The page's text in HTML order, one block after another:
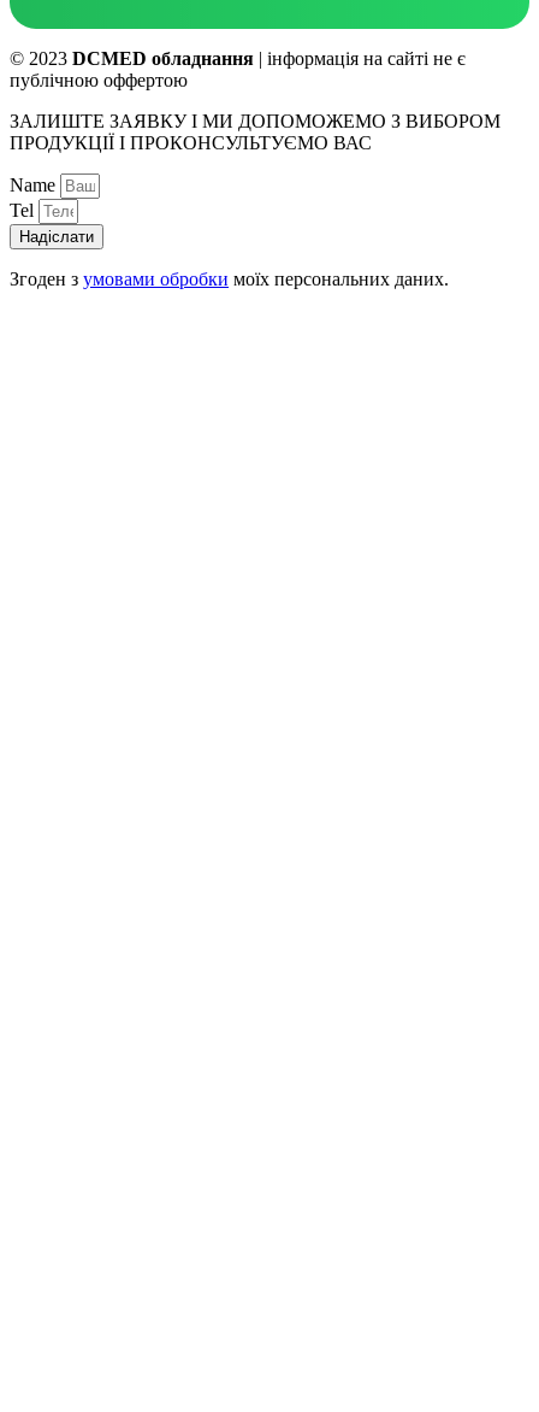
© 2023 DCMED обладнання | інформація на сайті не є
публічною оффертою
ЗАЛИШТЕ ЗАЯВКУ І МИ ДОПОМОЖЕМО З ВИБОРОМ
ПРОДУКЦІЇ І ПРОКОНСУЛЬТУЄМО ВАС
Name
Tel
Надіслати
Згоден з умовами обробки моїх персональних даних.